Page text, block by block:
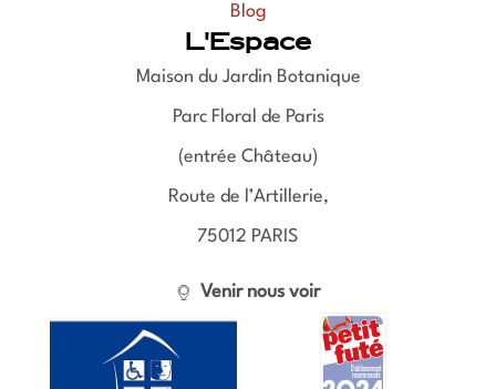
Blog
L'Espace
Maison du Jardin Botanique
Parc Floral de Paris
(entrée Château)
Route de l’Artillerie,
75012 PARIS
Venir nous voir